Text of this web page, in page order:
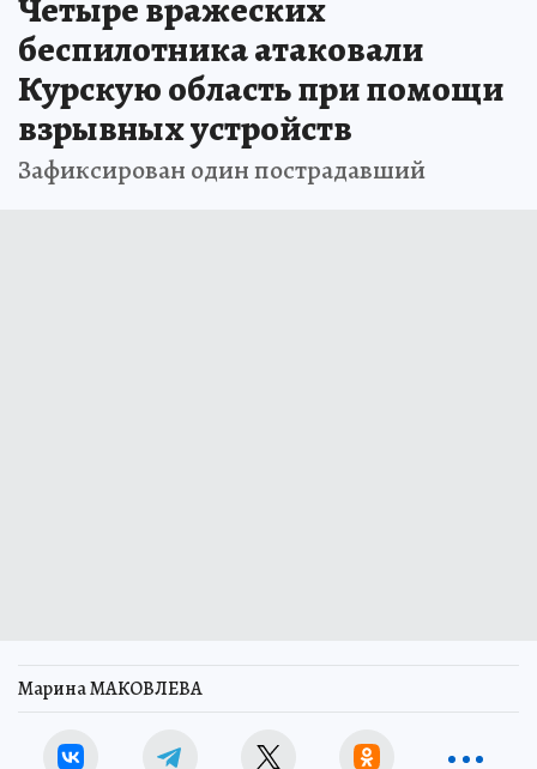
беспилотника атаковали
Курскую область при помощи
взрывных устройств
Зафиксирован один пострадавший
Марина МАКОВЛЕВА